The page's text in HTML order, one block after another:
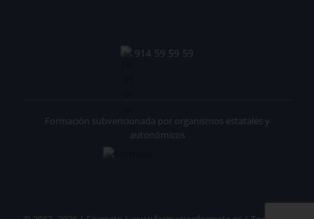
914 59 59 59
Formación subvencionada por organismos estatales y
autonómicos